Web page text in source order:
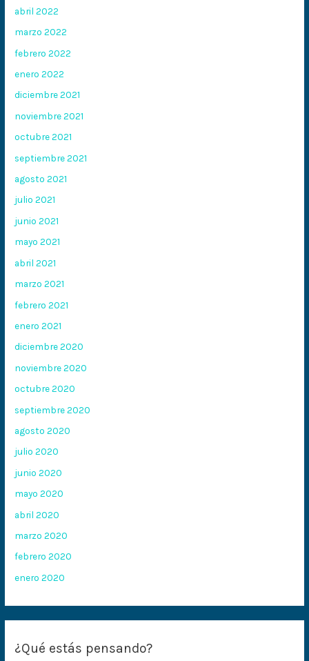
abril 2022
marzo 2022
febrero 2022
enero 2022
diciembre 2021
noviembre 2021
octubre 2021
septiembre 2021
agosto 2021
julio 2021
junio 2021
mayo 2021
abril 2021
marzo 2021
febrero 2021
enero 2021
diciembre 2020
noviembre 2020
octubre 2020
septiembre 2020
agosto 2020
julio 2020
junio 2020
mayo 2020
abril 2020
marzo 2020
febrero 2020
enero 2020
¿Qué estás pensando?